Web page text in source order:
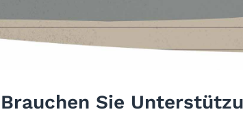
Brauchen Sie